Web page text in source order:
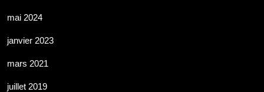
mai 2024
janvier 2023
mars 2021
juillet 2019